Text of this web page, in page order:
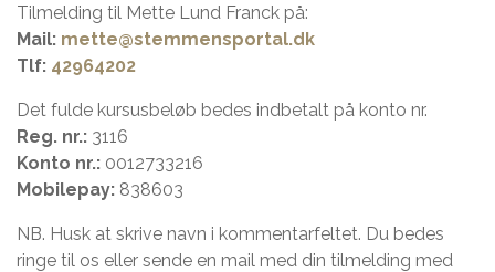
Tilmelding til Mette Lund Franck på:
Mail: mette@stemmensportal.dk
Tlf: 42964202
Det fulde kursusbeløb bedes indbetalt på konto nr.
Reg. nr.: 3116
Konto nr.: 0012733216
Mobilepay: 838603
NB. Husk at skrive navn i kommentarfeltet. Du bedes
ringe til os eller sende en mail med din tilmelding med